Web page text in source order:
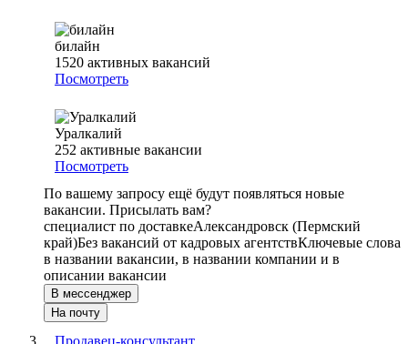
билайн
1520 активных вакансий
Посмотреть
Уралкалий
252 активные вакансии
Посмотреть
По вашему запросу ещё будут появляться новые
вакансии. Присылать вам?
специалист по доставкеАлександровск (Пермский
край)Без вакансий от кадровых агентствКлючевые слова
в названии вакансии, в названии компании и в
описании вакансии
В мессенджер
На почту